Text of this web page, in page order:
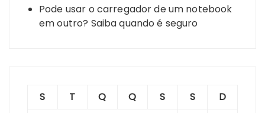
Pode usar o carregador de um notebook
em outro? Saiba quando é seguro
S T Q Q S S
D